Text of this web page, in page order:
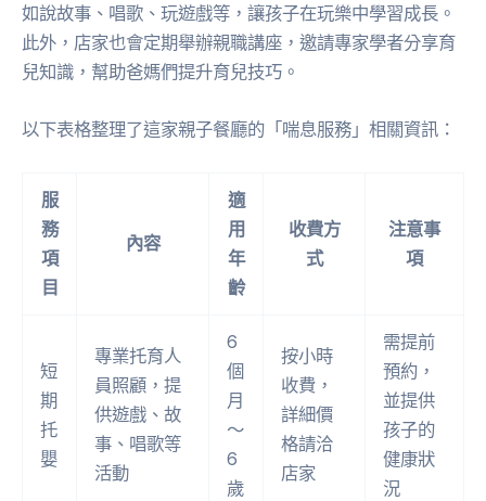
如說故事、唱歌、玩遊戲等，讓孩子在玩樂中學習成長。
此外，店家也會定期舉辦親職講座，邀請專家學者分享育
兒知識，幫助爸媽們提升育兒技巧。
以下表格整理了這家親子餐廳的「喘息服務」相關資訊：
服
務
項
目
內容
適
用
年
齡
收費方
式
注意事
項
短
期
托
嬰
專業托育人
員照顧，提
供遊戲、故
事、唱歌等
活動
6
個
月
～
6
歲
按小時
收費，
詳細價
格請洽
店家
需提前
預約，
並提供
孩子的
健康狀
況